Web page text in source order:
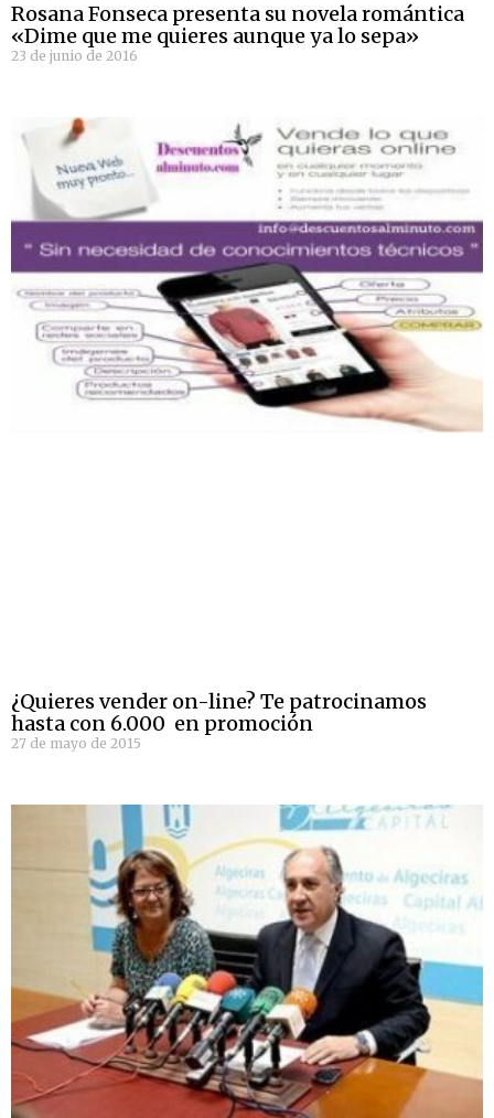
Rosana Fonseca presenta su novela romántica
«Dime que me quieres aunque ya lo sepa»
23 de junio de 2016
¿Quieres vender on-line? Te patrocinamos
hasta con 6.000  en promoción
27 de mayo de 2015